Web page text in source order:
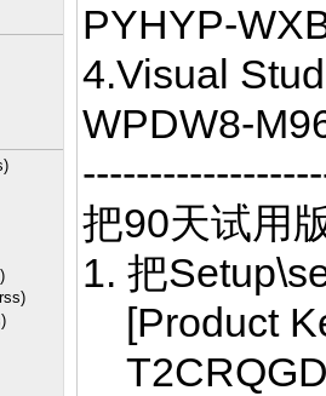
PYHYP-
4.Visual
WPDW8-
把90天试用
1. 把
[Product